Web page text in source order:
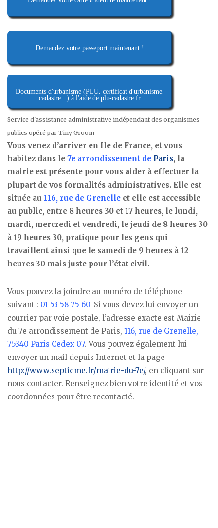
Demandez votre passeport maintenant !
Documents d'urbanisme (PLU, certificat d'urbanisme,
cadastre...) à l'aide de plu-cadastre.fr
Service d'assistance administrative indépendant des organismes
publics opéré par Tiny Groom
Vous venez d’arriver en Ile de France, et vous
habitez dans le 7e arrondissement de Paris, la
mairie est présente pour vous aider à effectuer la
plupart de vos formalités administratives. Elle est
située au 116, rue de Grenelle et elle est accessible
au public, entre 8 heures 30 et 17 heures, le lundi,
mardi, mercredi et vendredi, le jeudi de 8 heures 30
à 19 heures 30, pratique pour les gens qui
travaillent ainsi que le samedi de 9 heures à 12
heures 30 mais juste pour l’état civil.
Vous pouvez la joindre au numéro de téléphone
suivant : 01 53 58 75 60. Si vous devez lui envoyer un
courrier par voie postale, l’adresse exacte est Mairie
du 7e arrondissement de Paris, 116, rue de Grenelle,
75340 Paris Cedex 07. Vous pouvez également lui
envoyer un mail depuis Internet et la page
http://www.septieme.fr/mairie-du-7e/, en cliquant sur
nous contacter. Renseignez bien votre identité et vos
coordonnées pour être recontacté.